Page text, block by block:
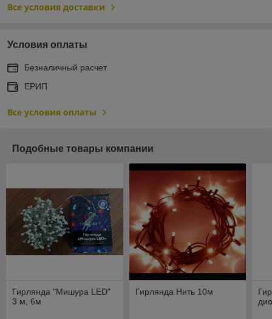
Все условия доставки
Условия оплаты
Безналичный расчет
ЕРИП
Все условия оплаты
Подобные товары компании
Гирлянда "Мишура LED"
3 м, 6м
Гирлянда Нить 10м